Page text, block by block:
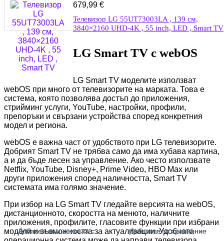
Добавен към списъка с Добавете за сравнение
Добавен към списъка с Добавете за сравнение
Добавен към списъка с Добавете за сравнение
Добавен към списъка с Добавете за сравнение
Добавен към списъка с Добавете за сравнение
679,99 €
Телевизор LG 55UT73003LA , 139 см,
3840×2160 UHD-4K , 55 inch, LED , Smart TV
Добавен към списъка с Добавете за сравнение
LG Smart TV с webOS
LG Smart TV моделите използват
webOS при много от телевизорите на марката. Това е
система, която позволява достъп до приложения,
стрийминг услуги, YouTube, настройки, профили,
препоръки и свързани устройства според конкретния
модел и региона.
webOS е важна част от удобството при LG телевизорите.
Добрият Smart TV не трябва само да има хубава картина,
а и да бъде лесен за управление. Ако често използвате
Netflix, YouTube, Disney+, Prime Video, HBO Max или
други приложения според наличността, Smart TV
системата има голямо значение.
При избор на LG Smart TV гледайте версията на webOS,
дистанционното, скоростта на менюто, наличните
приложения, профилите, гласовите функции при избрани
модели и възможността за актуализации. Удобната
Добавен към списъка с Добавете за сравнение
Добавен към списъка с Добавете за сравнение
Добавен към списъка с Добавете за сравнение